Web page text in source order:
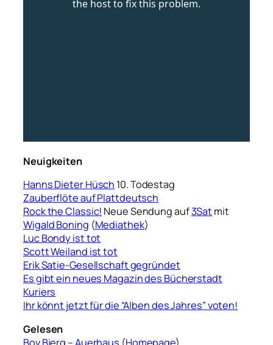
Neuigkeiten
Hanns Dieter Hüsch 10. Todestag
Zauberflöte auf Plattdeutsch
Rock the Classic! Neue Sendung auf3Sat mit
Wigald Boning (Mediathek)
Luc Bondy ist tot
Scott Weiland ist tot
Erik Satie-Gesellschaft gegründet
Es gibt ein neues Magazin des Bücherstadt
Kuriers
Ihr könnt jetzt für die “Alben des Jahres” voten!
Gelesen
Bov Bjerg –Auerhaus (Homepage)